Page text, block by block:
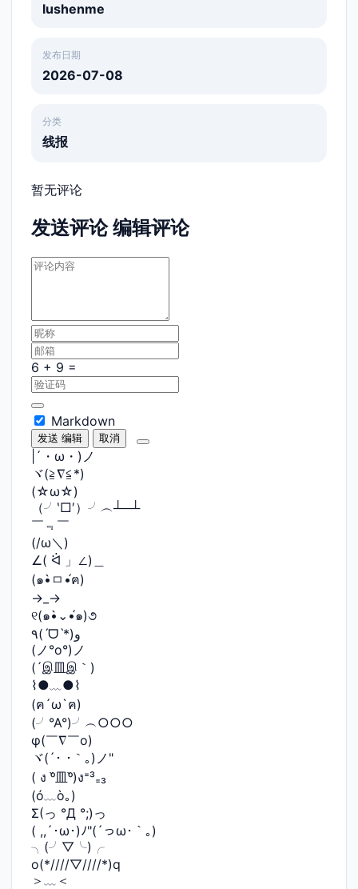
lushenme
发布日期
2026-07-08
分类
线报
暂无评论
发送评论 编辑评论
Markdown
发送 编辑 取消
|´・ω・)ノ
ヾ(≧∇≦*)ゝ
(☆ω☆)
（╯‵□′）╯︵┴─┴
￣﹃￣
(/ω＼)
∠( ᐛ 」∠)＿
(๑•̀ㅁ•́ฅ)
→_→
୧(๑•̀⌄•́๑)૭
٩(ˊᗜˋ*)و
(ノ°ο°)ノ
(´இ皿இ｀)
⌇●﹏●⌇
(ฅ´ω`ฅ)
(╯°A°)╯︵○○○
φ(￣∇￣o)
ヾ(´･ ･｀｡)ノ"
( ง ᵒ̌皿ᵒ̌)ง⁼³₌₃
(ó﹏ò｡)
Σ(っ °Д °;)っ
( ,,´･ω･)ﾉ"(´っω･｀｡)
╮(╯▽╰)╭
o(*////▽////*)q
＞﹏＜